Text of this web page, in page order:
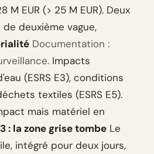
EUR (> 25 M EUR). Deux
deuxième vague,
Documentation :
Impacts
(ESRS E3), conditions
textiles (ESRS E5).
mais matériel en
: la zone grise tombe Le
intégré pour deux jours,